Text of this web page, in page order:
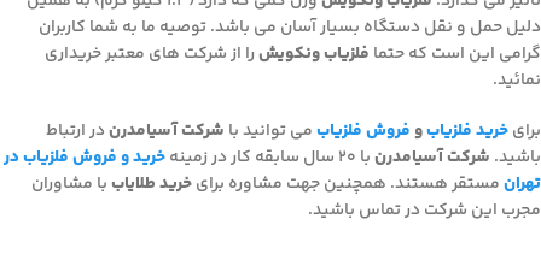
دلیل حمل و نقل دستگاه بسیار آسان می باشد. توصیه ما به شما کاربران
گرامی این است که حتما فلزیاب ونکویشرا از شرکت های معتبر خریداری
نمائید.
برایخرید فلزیابوفروش فلزیابمی توانید با شرکت آسیامدرندر ارتباط
باشید. شرکت آسیامدرنبا 20 سال سابقه کار در زمینه
خرید و فروش فلزیاب در
تهرانمستقر هستند. همچنین جهت مشاوره برایخرید طلایاببا مشاوران
مجرب این شرکت در تماس باشید.